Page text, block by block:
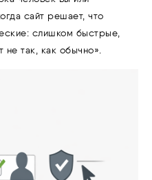
сайт решает, что
слишком быстрые,
не так, как обычно».